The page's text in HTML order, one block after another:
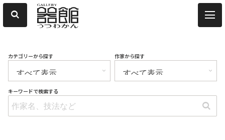
カテゴリーから探す 作家から探す
キーワードで検索する